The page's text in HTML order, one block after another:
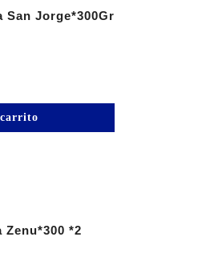
San Jorge*300Gr
*2